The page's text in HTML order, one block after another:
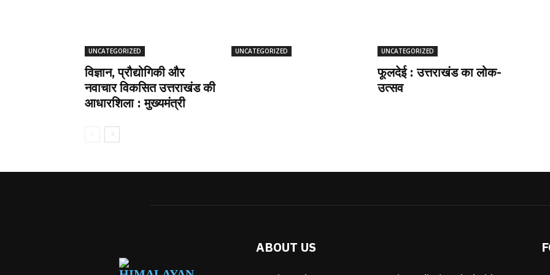
UNCATEGORIZED
विज्ञान, प्रौद्योगिकी और
नवाचार विकसित उत्तराखंड की
आधारशिला : मुख्यमंत्री
UNCATEGORIZED UNCATEGORIZED
फूलदेई : उत्तराखंड का लोक-
उत्सव
ABOUT US